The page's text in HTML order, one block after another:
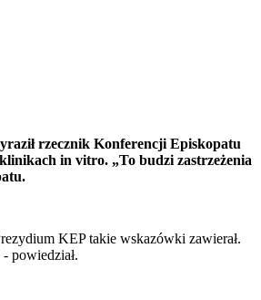
rzecznik Konferencji Episkopatu
in vitro. „To budzi zastrzeżenia
KEP takie wskazówki zawierał.
powiedział.